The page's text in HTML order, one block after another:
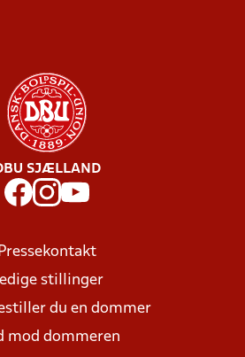
SJÆLLAND
Pressekontakt
stillinger
du en dommer
mod dommeren